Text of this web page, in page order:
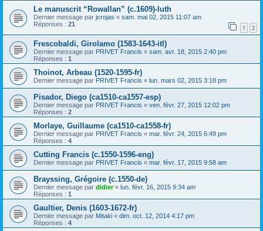
Le manuscrit “Rowallan” (c.1609)-luth
Dernier message par jcrojas « sam. mai 02, 2015 11:07 am
Réponses : 21 1 2
Frescobaldi, Girolamo (1583-1643-itl)
Dernier message par PRIVET Francis « sam. avr. 18, 2015 2:40 pm
Réponses : 1
Thoinot, Arbeau (1520-1595-fr)
Dernier message par PRIVET Francis « lun. mars 02, 2015 3:18 pm
Pisador, Diego (ca1510-ca1557-esp)
Dernier message par PRIVET Francis « ven. févr. 27, 2015 12:02 pm
Réponses : 2
Morlaye, Guillaume (ca1510-ca1558-fr)
Dernier message par PRIVET Francis « mar. févr. 24, 2015 6:49 pm
Réponses : 4
Cutting Francis (c.1550-1596-eng)
Dernier message par PRIVET Francis « mar. févr. 17, 2015 9:58 am
Brayssing, Grégoire (c.1550-de)
Dernier message par didier« lun. févr. 16, 2015 9:34 am
Réponses : 1
Gaultier, Denis (1603-1672-fr)
Dernier message par Mitaki « dim. oct. 12, 2014 4:17 pm
Réponses : 4